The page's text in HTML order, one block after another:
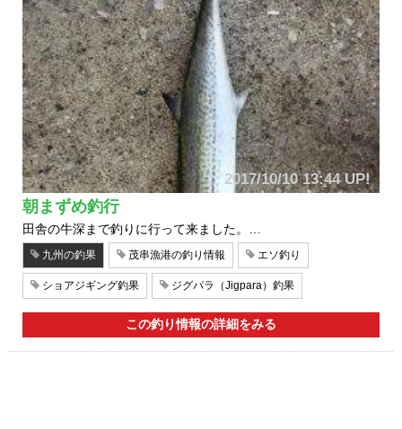
2017/10/10 13:44 UP!
朝まずめ釣行
田舎の牛深まで釣りに行って来ました。…
九州の釣果 茂串漁港の釣り情報 エソ釣り
ショアジギング釣果 ジグパラ（Jigpara）釣果
この釣り情報の詳細をみる